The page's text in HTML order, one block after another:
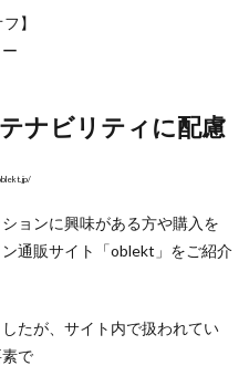
】
ナビリティに配慮
ョンに興味がある方や購入を
通販サイト「oblekt」をご紹介
たが、サイト内で扱われてい
で